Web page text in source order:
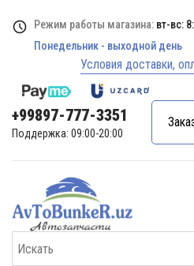
Режим работы магазина: вт-вс:
Понедельник - выходной день
Условия доставки,
+99897-777-3351
Поддержка: 09:00-20:00